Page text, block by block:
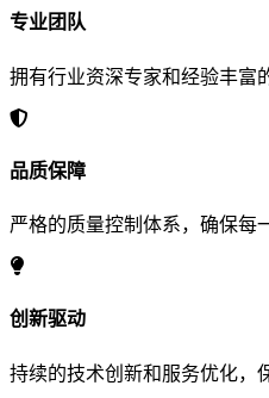
专业团队
拥有行业资深专家和经验丰富
品质保障
严格的质量控制体系，确保每
创新驱动
持续的技术创新和服务优化，